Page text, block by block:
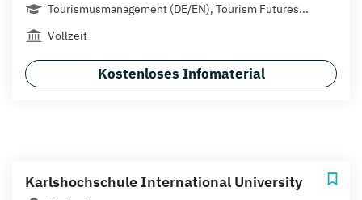
Tourismusmanagement (DE/EN), Tourism Futures...
Vollzeit
Kostenloses Infomaterial
Karlshochschule International University